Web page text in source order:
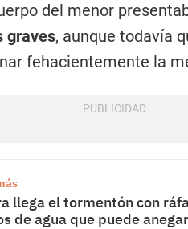
del menor
graves, aunque todavía
fehacientemente la
llega el tormentón con
de agua que puede